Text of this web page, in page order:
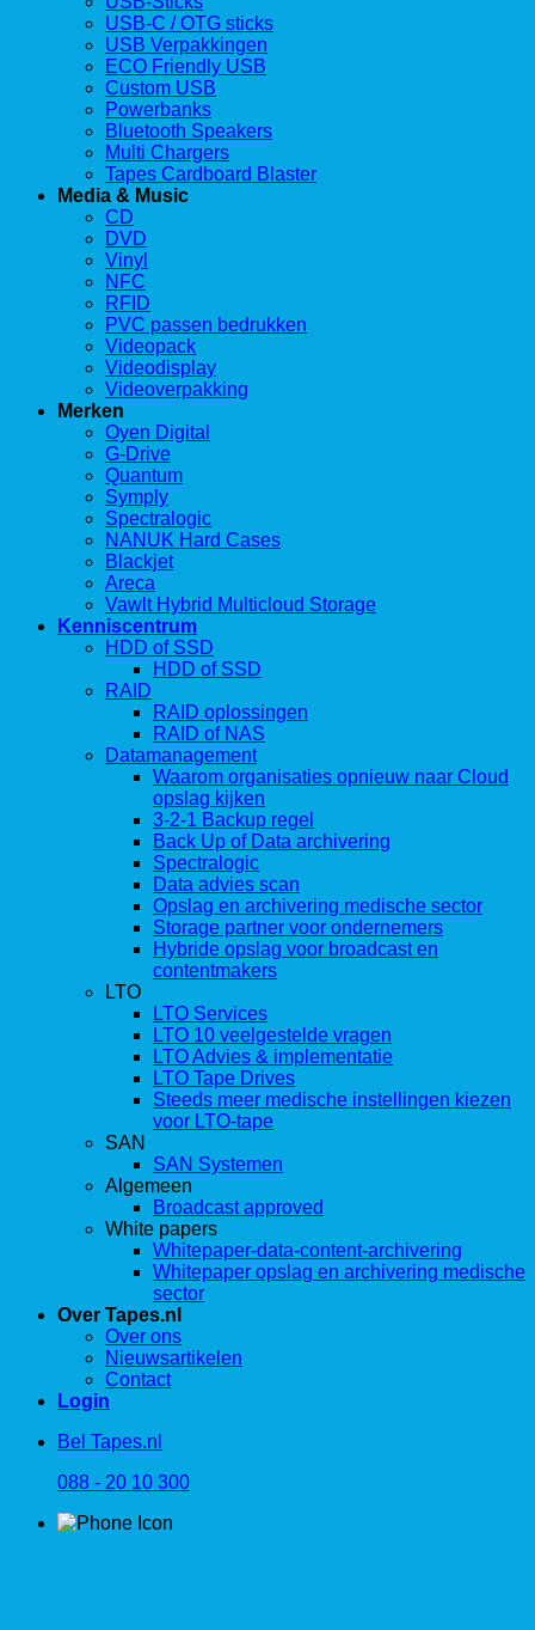
USB-C / OTG sticks
USB Verpakkingen
ECO Friendly USB
Custom USB
Powerbanks
Bluetooth Speakers
Multi Chargers
Tapes Cardboard Blaster
Media & Music
CD
DVD
Vinyl
NFC
RFID
PVC passen bedrukken
Videopack
Videodisplay
Videoverpakking
Merken
Oyen Digital
G-Drive
Quantum
Symply
Spectralogic
NANUK Hard Cases
Blackjet
Areca
Vawlt Hybrid Multicloud Storage
Kenniscentrum
HDD of SSD
HDD of SSD
RAID
RAID oplossingen
RAID of NAS
Datamanagement
Waarom organisaties opnieuw naar Cloud
opslag kijken
3-2-1 Backup regel
Back Up of Data archivering
Spectralogic
Data advies scan
Opslag en archivering medische sector
Storage partner voor ondernemers
Hybride opslag voor broadcast en
contentmakers
LTO
LTO Services
LTO 10 veelgestelde vragen
LTO Advies & implementatie
LTO Tape Drives
Steeds meer medische instellingen kiezen
voor LTO-tape
SAN
SAN Systemen
Algemeen
Broadcast approved
White papers
Whitepaper-data-content-archivering
Whitepaper opslag en archivering medische
sector
Over Tapes.nl
Over ons
Nieuwsartikelen
Contact
Login
Bel Tapes.nl
088 - 20 10 300